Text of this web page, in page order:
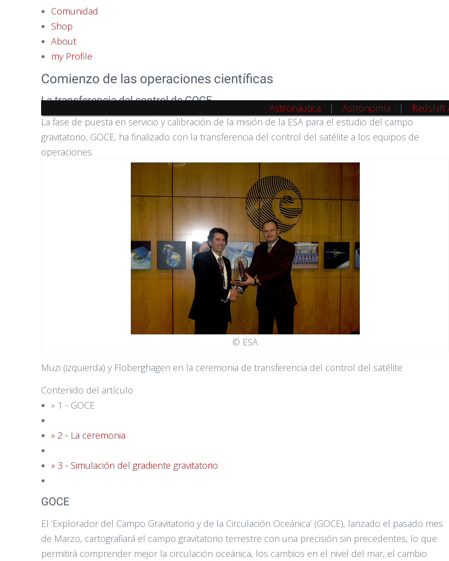
Comunidad
Shop
About
my Profile
Astronáutica Astronomía Redshift
Comienzo de las operaciones científicas
La transferencia del control de GOCE
La fase de puesta en servicio y calibración de la misión de la ESA para el estudio del campo
gravitatorio, GOCE, ha finalizado con la transferencia del control del satélite a los equipos de
operaciones.
© ESA
Muzi (izquierda) y Floberghagen en la ceremonia de transferencia del control del satélite
Contenido del artículo
» 1 - GOCE
» 2 - La ceremonia
» 3 - Simulación del gradiente gravitatorio
GOCE
El ‘Explorador del Campo Gravitatorio y de la Circulación Oceánica’ (GOCE), lanzado el pasado mes
de Marzo, cartografiará el campo gravitatorio terrestre con una precisión sin precedentes, lo que
permitirá comprender mejor la circulación oceánica, los cambios en el nivel del mar, el cambio